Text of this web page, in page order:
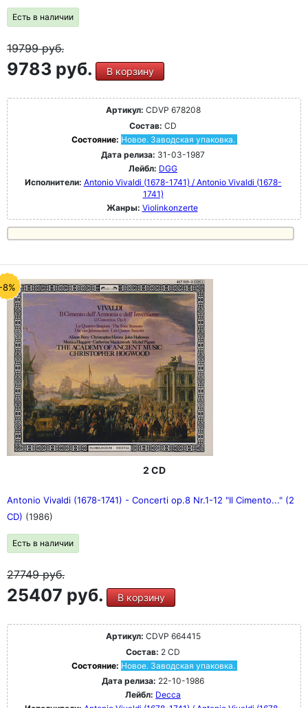
Есть в наличии
19799руб.
9783 руб. В корзину
Артикул: CDVP 678208
Состав: CD
Состояние: Новое. Заводская упаковка.
Дата релиза: 31-03-1987
Лейбл: DGG
Исполнители: Antonio Vivaldi (1678-1741) / Antonio Vivaldi (1678-
1741)
Жанры: Violinkonzerte
8%
2 CD
Antonio Vivaldi (1678-1741) - Concerti op.8 Nr.1-12 "Il Cimento..." (2
CD) (1986)
Есть в наличии
27749руб.
25407 руб. В корзину
Артикул: CDVP 664415
Состав: 2 CD
Состояние: Новое. Заводская упаковка.
Дата релиза: 22-10-1986
Лейбл: Decca